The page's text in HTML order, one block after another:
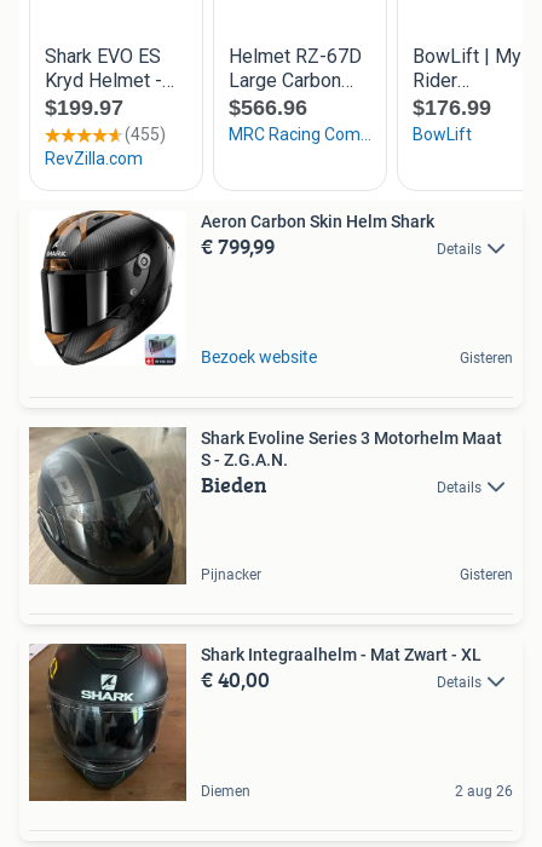
Aeron Carbon Skin Helm Shark
€ 799,99 Details
Bezoek website Gisteren
Shark Evoline Series 3 Motorhelm Maat
S - Z.G.A.N.
Bieden Details
Pijnacker Gisteren
Shark Integraalhelm - Mat Zwart - XL
€ 40,00 Details
Diemen 2 aug 26